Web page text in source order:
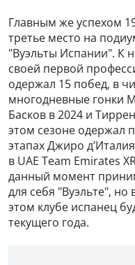
Главным же успехом
третье место на
"Вуэльты Испании". К
своей первой
одержал 15 побед, в
многодневные гонки
Басков в 2024 и
этом сезоне одержал
этапах Джиро
в UAE Team Emirates
данный момент
для себя "Вуэльте",
этом клубе испанец
текущего года.